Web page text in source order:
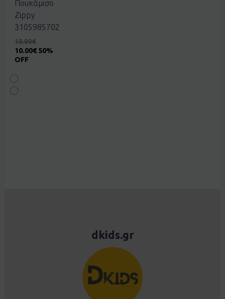
Πουκάμισο
Zippy
3105985702
19.99€
10.00€ 50%
OFF
dkids.gr